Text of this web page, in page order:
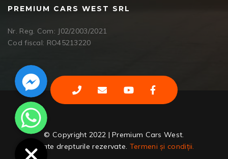
PREMIUM CARS WEST SRL
Nr. Reg. Com: J02/2003/2021
Cod fiscal: RO45213220
© Copyright 2022 | Premium Cars West.
Toate drepturile rezervate. Termeni și condiții.
Facebook Messenger
WhatsApp